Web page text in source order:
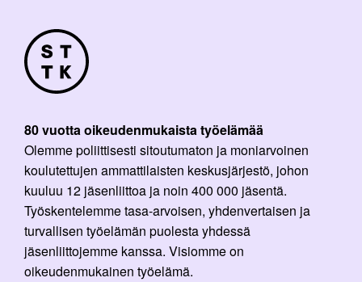
80 vuotta oikeudenmukaista työelämää
Olemme poliittisesti sitoutumaton ja moniarvoinen
koulutettujen ammattilaisten keskusjärjestö, johon
kuuluu 12 jäsenliittoa ja noin 400 000 jäsentä.
Työskentelemme tasa-arvoisen, yhdenvertaisen ja
turvallisen työelämän puolesta yhdessä
jäsenliittojemme kanssa. Visiomme on
oikeudenmukainen työelämä.